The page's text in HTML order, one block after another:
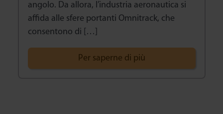
angolo. Da allora, l’industria aeronautica si
affida alle sfere portanti Omnitrack, che
consentono di […]
Per saperne di più